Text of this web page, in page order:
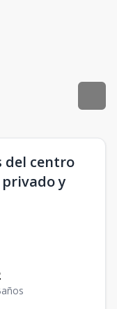
del centro
y